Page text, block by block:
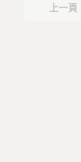
上一頁
上一頁